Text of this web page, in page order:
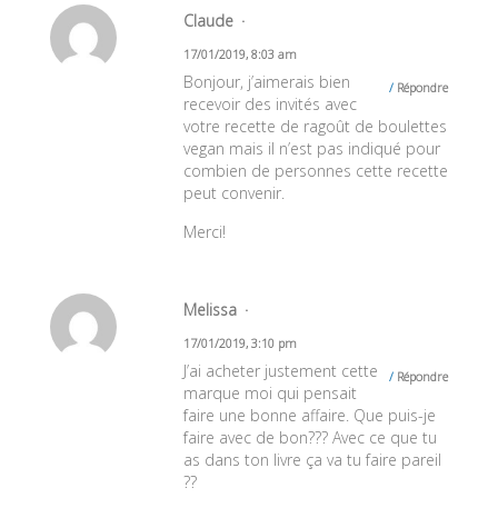
Claude
17/01/2019, 8:03 am
Répondre
Bonjour, j’aimerais bien
recevoir des invités avec
votre recette de ragoût de boulettes
vegan mais il n’est pas indiqué pour
combien de personnes cette recette
peut convenir.
Merci!
Melissa
17/01/2019, 3:10 pm
Répondre
J’ai acheter justement cette
marque moi qui pensait
faire une bonne affaire. Que puis-je
faire avec de bon??? Avec ce que tu
as dans ton livre ça va tu faire pareil
??